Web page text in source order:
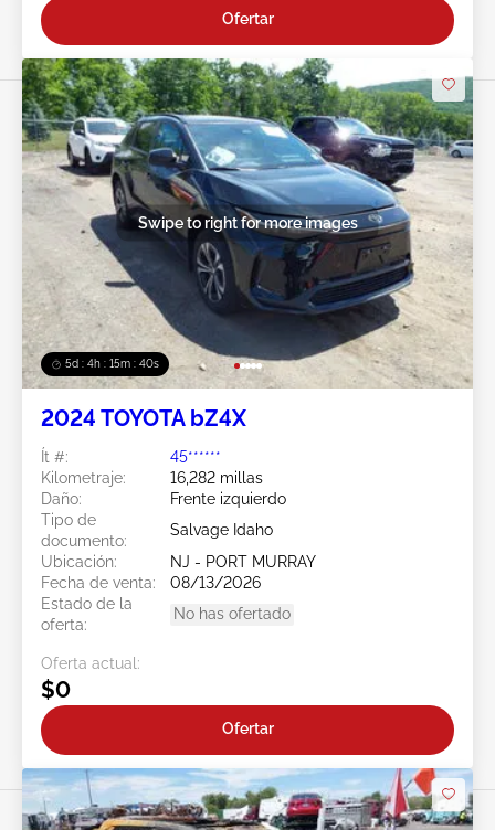
Ofertar
5d : 4h : 15m : 38s
Swipe to right for more images
2024 TOYOTA bZ4X
Ít #:
45******
Kilometraje:
16,282 millas
Daño:
Frente izquierdo
Tipo de
documento:
Salvage Idaho
Ubicación:
NJ - PORT MURRAY
Fecha de venta:
08/13/2026
Estado de la
oferta:
No has ofertado
Oferta actual:
$0
Ofertar